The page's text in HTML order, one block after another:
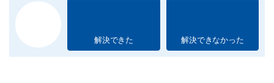
解決できた 解決できなかった